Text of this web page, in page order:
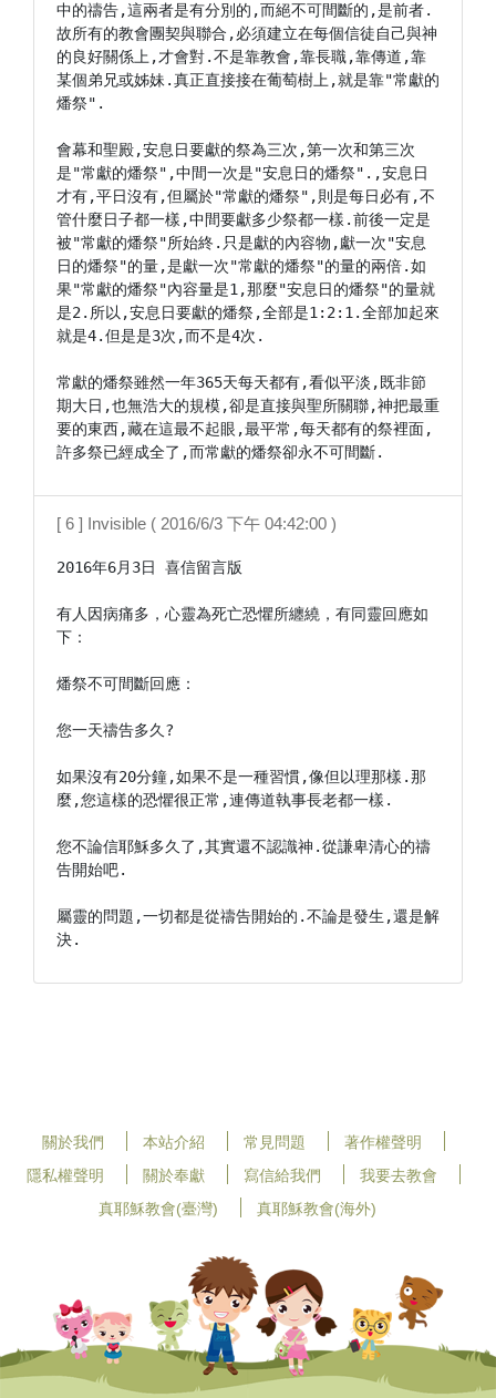
中的禱告,這兩者是有分別的,而絕不可間斷的,是前者.
故所有的教會團契與聯合,必須建立在每個信徒自己與神
的良好關係上,才會對.不是靠教會,靠長職,靠傳道,靠
某個弟兄或姊妹.真正直接接在葡萄樹上,就是靠"常獻的
燔祭".
會幕和聖殿,安息日要獻的祭為三次,第一次和第三次
是"常獻的燔祭",中間一次是"安息日的燔祭".,安息日
才有,平日沒有,但屬於"常獻的燔祭",則是每日必有,不
管什麼日子都一樣,中間要獻多少祭都一樣.前後一定是
被"常獻的燔祭"所始終.只是獻的內容物,獻一次"安息
日的燔祭"的量,是獻一次"常獻的燔祭"的量的兩倍.如
果"常獻的燔祭"內容量是1,那麼"安息日的燔祭"的量就
是2.所以,安息日要獻的燔祭,全部是1:2:1.全部加起來
就是4.但是是3次,而不是4次.
常獻的燔祭雖然一年365天每天都有,看似平淡,既非節
期大日,也無浩大的規模,卻是直接與聖所關聯,神把最重
要的東西,藏在這最不起眼,最平常,每天都有的祭裡面,
許多祭已經成全了,而常獻的燔祭卻永不可間斷.
[ 6 ] Invisible ( 2016/6/3 下午 04:42:00 )
2016年6月3日 喜信留言版
有人因病痛多，心靈為死亡恐懼所纏繞，有同靈回應如
下：
燔祭不可間斷回應：
您一天禱告多久?
如果沒有20分鐘,如果不是一種習慣,像但以理那樣.那
麼,您這樣的恐懼很正常,連傳道執事長老都一樣.
您不論信耶穌多久了,其實還不認識神.從謙卑清心的禱
告開始吧.
屬靈的問題,一切都是從禱告開始的.不論是發生,還是解
決.
關於我們 本站介紹 常見問題
著作權聲明
隱私權聲明
關於奉獻 寫信給我們
我要去教會
真耶穌教會(臺灣)
真耶穌教會(海外)